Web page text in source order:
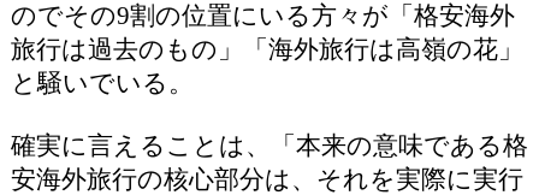
のでその9割の位置にいる方々が「格安海外
旅行は過去のもの」「海外旅行は高嶺の花」
と騒いでいる。
確実に言えることは、「本来の意味である格
安海外旅行の核心部分は、それを実際に実行